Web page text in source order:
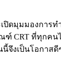
เปิดมุมมองการ
CRT ที่ทุกคนไ
จึงเป็นโอกาสดี